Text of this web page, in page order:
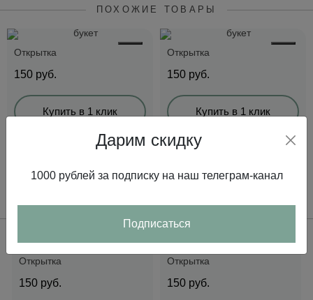
ПОХОЖИЕ ТОВАРЫ
Открытка
150 руб.
Купить в 1 клик
Открытка
150 руб.
Купить в 1 клик
С ЭТИМ ТОВАРОМ ПОКУПАЮТ
Открытка
150 руб.
Открытка
150 руб.
Дарим скидку
1000 рублей за подписку на наш телеграм-канал
Подписаться